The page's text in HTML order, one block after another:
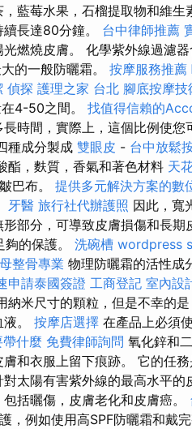
藍莓水果，石榴提取物和維生
長達80分鐘。 台中律師推薦
燃燒皮膚。 化學紫外線過濾
的一般防曬霜。 按摩服務推薦
偵探 護理之家 台北 腳底按摩技
4-50之間。 找值得信賴的
時間，實際上，這個比例使
種成分製成 雙眼皮 - 台中放鬆
酯，麩質，香氣和著色材料 天
巴布。 提供多元解決方案的數
牙醫 旅行社代辦護照 因此，寬
部分，可導致皮膚損傷和長
的保護。 洗碗槽 wordpress
整骨專業 物理防曬霜的活性成
申請泰國簽證 工商登記 室內設
納米尺寸的顆粒，但是不幸的
。 按摩店選擇 在產品上必須
什麼 免費律師詢問 氧化鋅和
和衣服上留下痕跡。 它的任
太陽有害紫外線的最高水平的
括曬傷，皮膚老化和皮膚癌。
，例如使用高SPF防曬霜和戴